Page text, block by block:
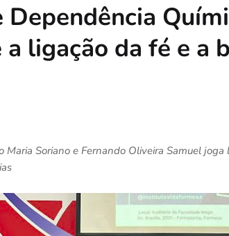
ligação da fé e a
Maria Soriano e Fernando Oliveira Samuel